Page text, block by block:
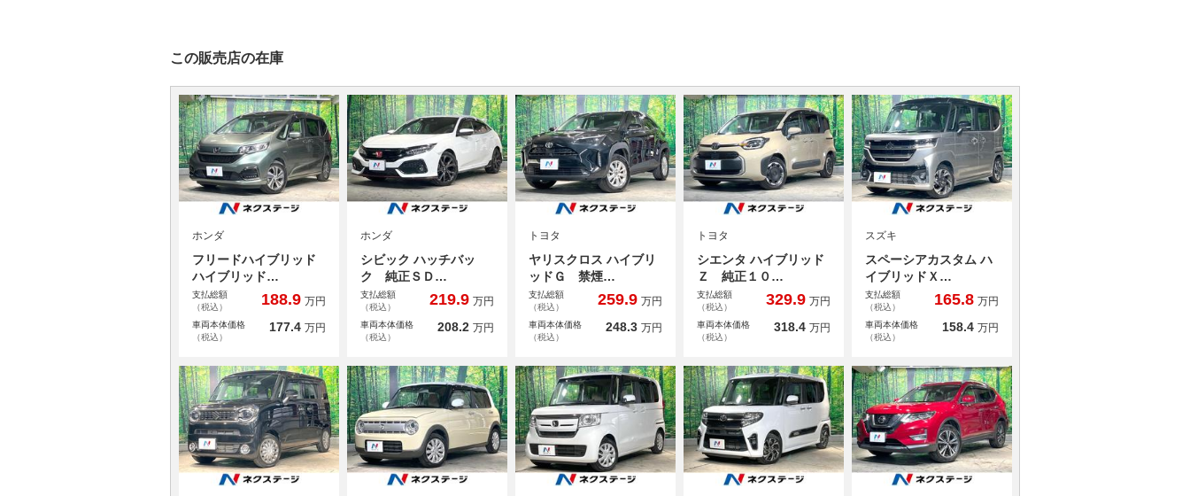
この販売店の在庫
ホンダ
フリードハイブリッド
ハイブリッド…
支払総額
（税込）
188.9 万円
車両本体価格
（税込）
177.4 万円
ホンダ
シビック ハッチバッ
ク 純正ＳＤ…
支払総額
（税込）
219.9 万円
車両本体価格
（税込）
208.2 万円
トヨタ
ヤリスクロス ハイブリ
ッドＧ 禁煙…
支払総額
（税込）
259.9 万円
車両本体価格
（税込）
248.3 万円
トヨタ
シエンタ ハイブリッド
Ｚ 純正１０…
支払総額
（税込）
329.9 万円
車両本体価格
（税込）
318.4 万円
スズキ
スペーシアカスタム ハ
イブリッドＸ…
支払総額
（税込）
165.8 万円
車両本体価格
（税込）
158.4 万円